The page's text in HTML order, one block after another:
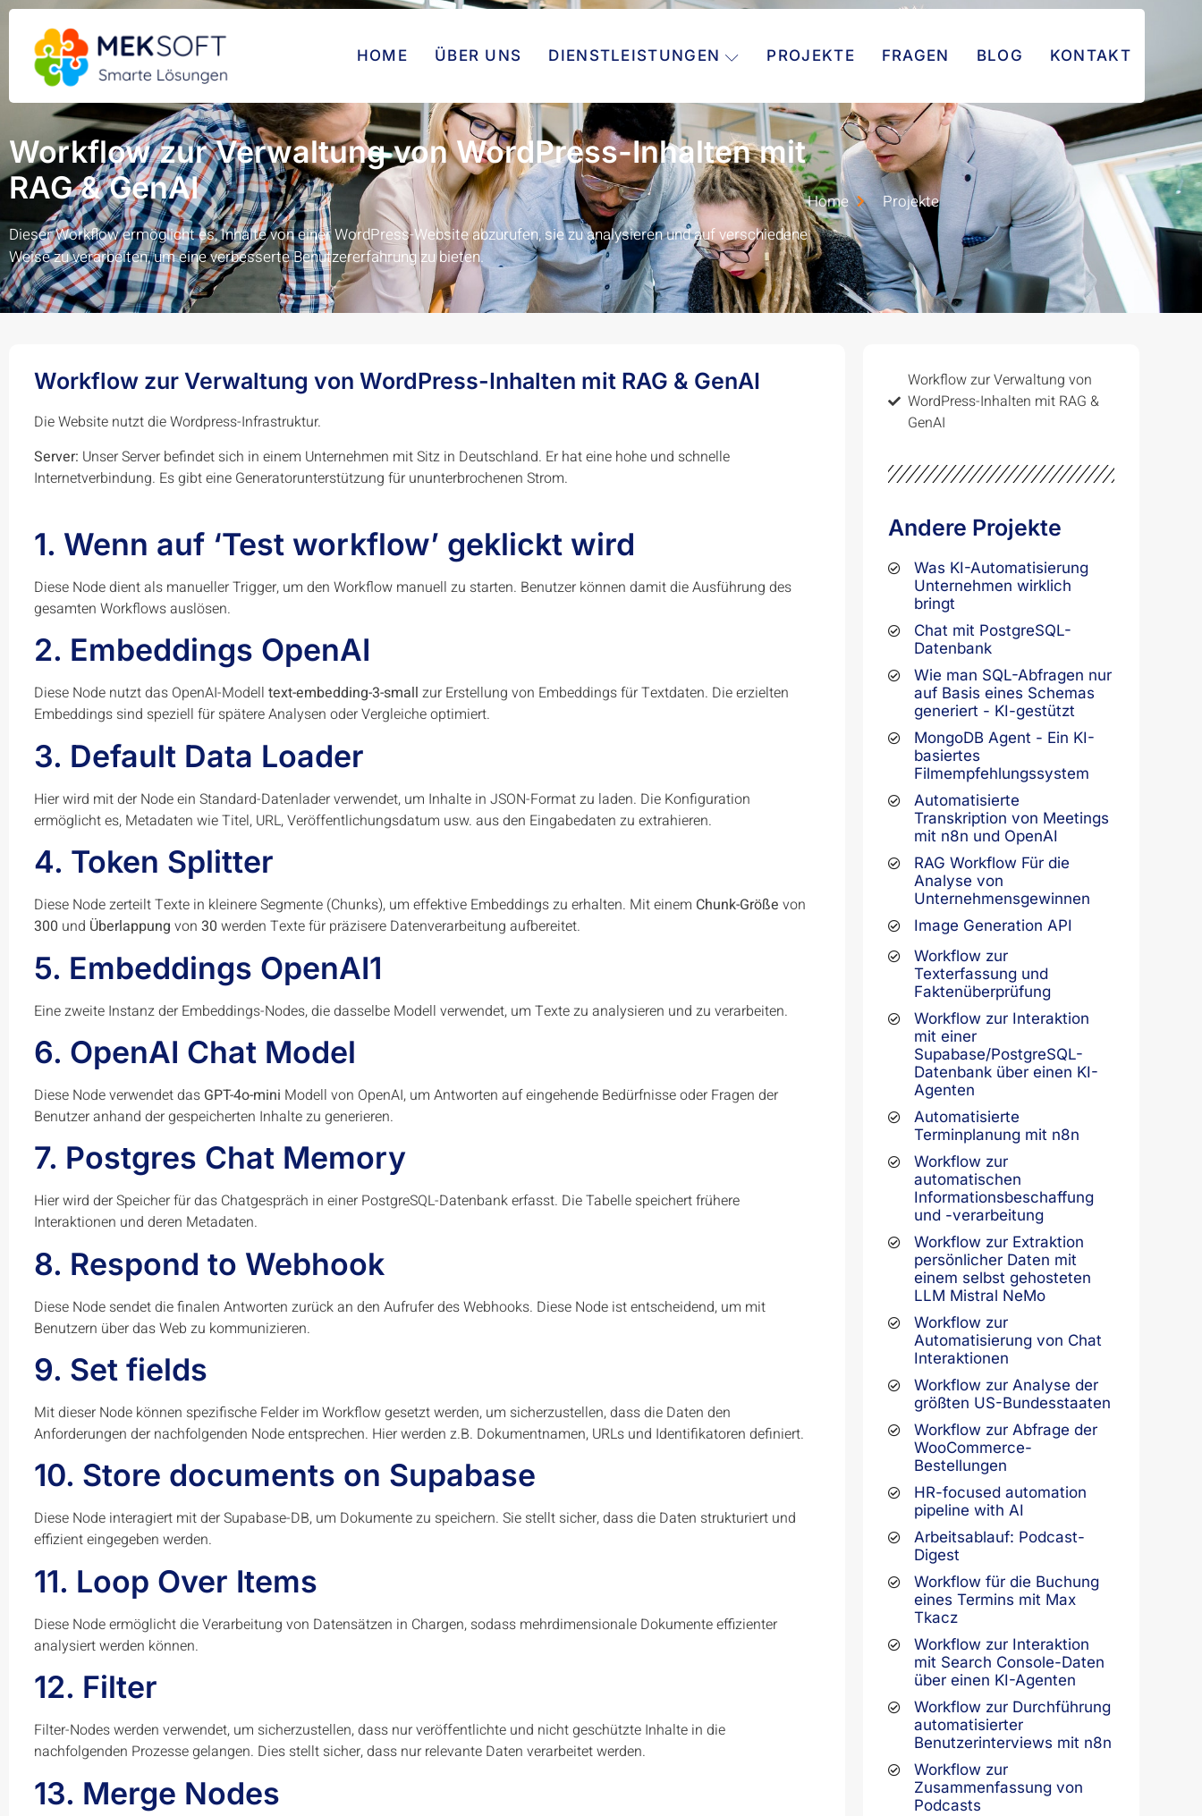
HOME ÜBER UNS DIENSTLEISTUNGEN PROJEKTE FRAGEN BLOG KONTAKT
Workflow zur Verwaltung von WordPress-Inhalten mit
RAG & GenAI
Dieser Workflow ermöglicht es, Inhalte von einer WordPress-Website abzurufen, sie zu analysieren und auf verschiedene
Weise zu verarbeiten, um eine verbesserte Benutzererfahrung zu bieten.
Home Projekte
Workflow zur Verwaltung von WordPress-Inhalten mit RAG & GenAI
Die Website nutzt die Wordpress-Infrastruktur.
Server: Unser Server befindet sich in einem Unternehmen mit Sitz in Deutschland. Er hat eine hohe und schnelle
Internetverbindung. Es gibt eine Generatorunterstützung für ununterbrochenen Strom.
1. Wenn auf ‘Test workflow’ geklickt wird
Diese Node dient als manueller Trigger, um den Workflow manuell zu starten. Benutzer können damit die Ausführung des
gesamten Workflows auslösen.
2. Embeddings OpenAI
Diese Node nutzt das OpenAI-Modell text-embedding-3-small zur Erstellung von Embeddings für Textdaten. Die erzielten
Embeddings sind speziell für spätere Analysen oder Vergleiche optimiert.
3. Default Data Loader
Hier wird mit der Node ein Standard-Datenlader verwendet, um Inhalte in JSON-Format zu laden. Die Konfiguration
ermöglicht es, Metadaten wie Titel, URL, Veröffentlichungsdatum usw. aus den Eingabedaten zu extrahieren.
4. Token Splitter
Diese Node zerteilt Texte in kleinere Segmente (Chunks), um effektive Embeddings zu erhalten. Mit einem Chunk-Größe von
300 und Überlappung von 30 werden Texte für präzisere Datenverarbeitung aufbereitet.
5. Embeddings OpenAI1
Eine zweite Instanz der Embeddings-Nodes, die dasselbe Modell verwendet, um Texte zu analysieren und zu verarbeiten.
6. OpenAI Chat Model
Diese Node verwendet das GPT-4o-mini Modell von OpenAI, um Antworten auf eingehende Bedürfnisse oder Fragen der
Benutzer anhand der gespeicherten Inhalte zu generieren.
7. Postgres Chat Memory
Hier wird der Speicher für das Chatgespräch in einer PostgreSQL-Datenbank erfasst. Die Tabelle speichert frühere
Interaktionen und deren Metadaten.
8. Respond to Webhook
Diese Node sendet die finalen Antworten zurück an den Aufrufer des Webhooks. Diese Node ist entscheidend, um mit
Benutzern über das Web zu kommunizieren.
9. Set fields
Mit dieser Node können spezifische Felder im Workflow gesetzt werden, um sicherzustellen, dass die Daten den
Anforderungen der nachfolgenden Node entsprechen. Hier werden z.B. Dokumentnamen, URLs und Identifikatoren definiert.
10. Store documents on Supabase
Diese Node interagiert mit der Supabase-DB, um Dokumente zu speichern. Sie stellt sicher, dass die Daten strukturiert und
effizient eingegeben werden.
11. Loop Over Items
Diese Node ermöglicht die Verarbeitung von Datensätzen in Chargen, sodass mehrdimensionale Dokumente effizienter
analysiert werden können.
12. Filter
Filter-Nodes werden verwendet, um sicherzustellen, dass nur veröffentlichte und nicht geschützte Inhalte in die
nachfolgenden Prozesse gelangen. Dies stellt sicher, dass nur relevante Daten verarbeitet werden.
13. Merge Nodes
Workflow zur Verwaltung von
WordPress-Inhalten mit RAG &
GenAI
Andere Projekte
Was KI-Automatisierung
Unternehmen wirklich
bringt
Chat mit PostgreSQL-
Datenbank
Wie man SQL-Abfragen nur
auf Basis eines Schemas
generiert - KI-gestützt
MongoDB Agent - Ein KI-
basiertes
Filmempfehlungssystem
Automatisierte
Transkription von Meetings
mit n8n und OpenAI
RAG Workflow Für die
Analyse von
Unternehmensgewinnen
Image Generation API
Workflow zur
Texterfassung und
Faktenüberprüfung
Workflow zur Interaktion
mit einer
Supabase/PostgreSQL-
Datenbank über einen KI-
Agenten
Automatisierte
Terminplanung mit n8n
Workflow zur
automatischen
Informationsbeschaffung
und -verarbeitung
Workflow zur Extraktion
persönlicher Daten mit
einem selbst gehosteten
LLM Mistral NeMo
Workflow zur
Automatisierung von Chat
Interaktionen
Workflow zur Analyse der
größten US-Bundesstaaten
Workflow zur Abfrage der
WooCommerce-
Bestellungen
HR-focused automation
pipeline with AI
Arbeitsablauf: Podcast-
Digest
Workflow für die Buchung
eines Termins mit Max
Tkacz
Workflow zur Interaktion
mit Search Console-Daten
über einen KI-Agenten
Workflow zur Durchführung
automatisierter
Benutzerinterviews mit n8n
Workflow zur
Zusammenfassung von
Podcasts